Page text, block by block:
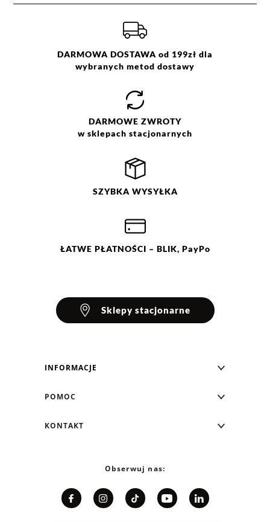
DARMOWA DOSTAWA od 199zł dla
wybranych metod dostawy
DARMOWE ZWROTY
w sklepach stacjonarnych
SZYBKA WYSYŁKA
ŁATWE PŁATNOŚCI – BLIK, PayPo
Sklepy stacjonarne
INFORMACJE
Klub Greenpoint
Współpraca
POMOC
Zwrot/Wymiana
KONTAKT
Telefon: 12 287 07 07
Pn. - pt.: 8:00 - 15:00
Relacje inwestorskie
Obserwuj nas: